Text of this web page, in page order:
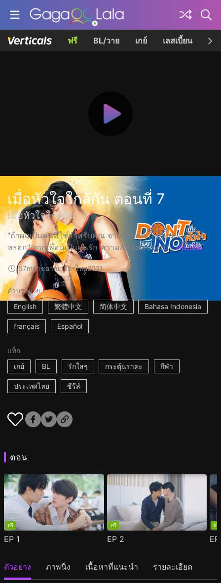
ฟรี BL/วาย เกย์ เลสเบี้ยน เค
เมื่อหัวใจใกล้กัน ตอนที่ 7
เมื่อหัวใจใกล้กัน
"ถ้าผมเป็นคนที่ใช่สำหรับคุณ จากนี้ไปคุณก็ปฏิเสธผมไม่ได้
หรอก" จากเพื่อนเป็นคนรัก ความสัมพันธ์นี้จะเป... เพิ่มเติม
57mราชอาณาจักรไทย2021
คำบรรยาย
English
繁體中文 简体中文 Bahasa Indonesia
français Español
แท็ก
เกย์
BL รักใสๆ กระตุ้นราคะ กีฬา
ประเทศไทย ซีรีส์
ตอน
ฟรี
EP 1
ฟรี
EP 2
ฟรี
ตัวอย่าง ภาพนิ่ง เนื้อหาที่แนะนำ รายละเอียด